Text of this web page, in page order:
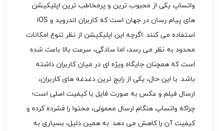
واتساپ یکی از محبوب ترین و پرمخاطب ترین اپلیکیشن
های پیام رسان در جهان است که کاربران اندروید و iOS
استفاده می کنند. اگرچه این اپلیکیشن از نظر تنوع امکانات
محدود به نظر می رسد، اما سادگی، سرعت بالا باعث شده
است که همچنان جایگاه ویژه ای در میان کاربران داشته
باشد. با این حال، یکی از رایج ترین دغدغه های کاربران،
ارسال فیلم و عکس به صورت فایل با کیفیت اصلی است؛
چراکه واتساپ هنگام ارسال معمولی، محتوا را فشرده کرده و
کیفیت آن را کاهش می دهد. به همین دلیل، بسیاری به